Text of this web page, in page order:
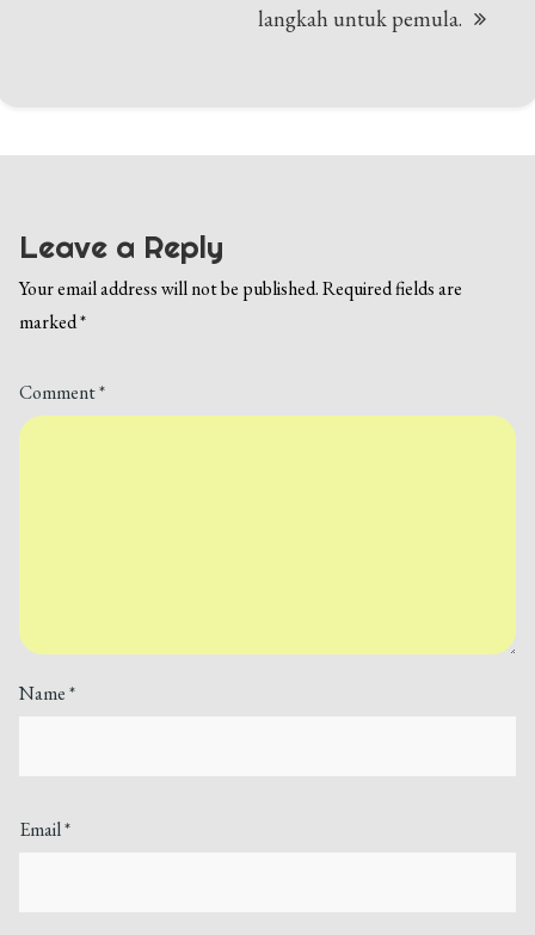
langkah untuk pemula.
Leave a Reply
Your email address will not be published. Required fields are
marked*
Comment*
Name*
Email*